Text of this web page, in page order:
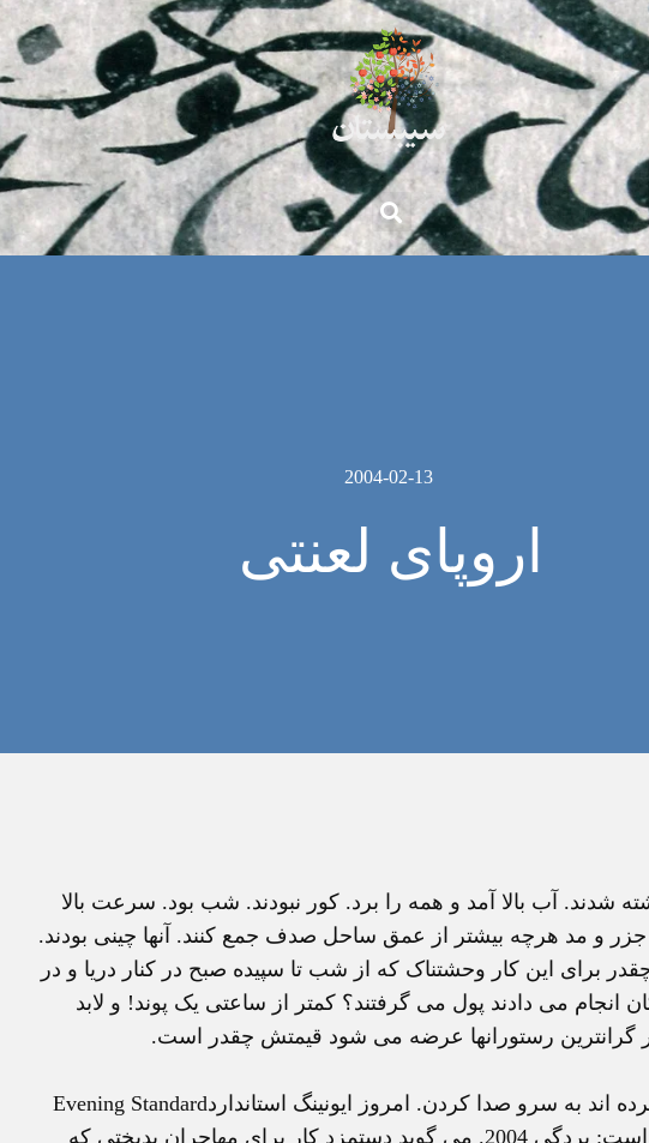
2004-02-13
اروپای لعنتی
شدند. آب بالا آمد و همه را برد. کور نبودند. شب بود. سرعت بالا
جزر و مد هرچه بيشتر از عمق ساحل صدف جمع کنند. آنها چينی بودند.
برای اين کار وحشتناک که از شب تا سپيده صبح در کنار دريا و در
می دادند پول می گرفتند؟ کمتر از ساعتی يک پوند! و لابد
رستورانها عرضه می شود قيمتش چقدر است.
مطبوعات تازه انگار متوجه شده اند. شروع کرده اند به سرو صدا کردن. امروز ايونينگ استانداردEvening Standard
روزنامه پرخواننده عصر با تيتر درشت نوشته است: بردگی 2004. می گويد دستمزد کار برای مهاجران بدبختی که